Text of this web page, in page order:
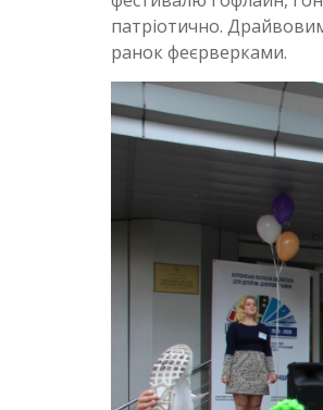
патріотично.
ранок феєрверками.